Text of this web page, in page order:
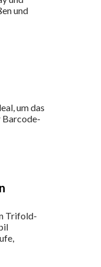
und
um das
Barcode-
Trifold-